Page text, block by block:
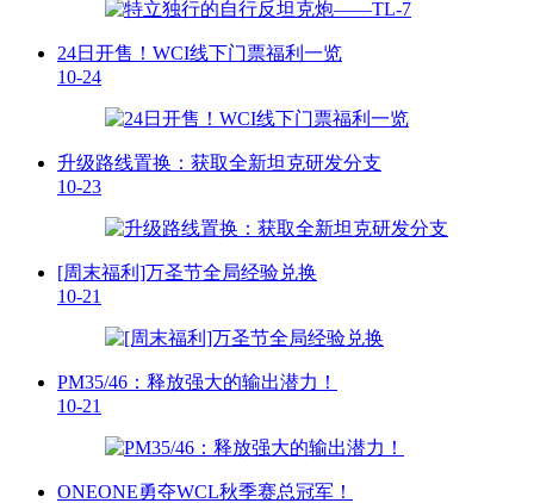
24日开售！WCI线下门票福利一览
10-24
升级路线置换：获取全新坦克研发分支
10-23
[周末福利]万圣节全局经验兑换
10-21
PM35/46：释放强大的输出潜力！
10-21
ONEONE勇夺WCL秋季赛总冠军！